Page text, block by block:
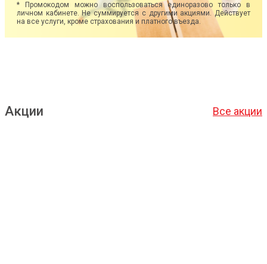
* Промокодом можно воспользоваться единоразово только в
личном кабинете. Не суммируется с другими акциями. Действует
на все услуги, кроме страхования и платного въезда.
Акции Все акции